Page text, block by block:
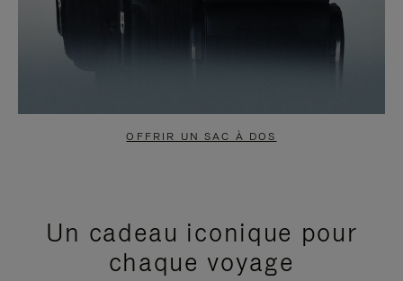
OFFRIR UN SAC À DOS
Un cadeau iconique pour
chaque voyage